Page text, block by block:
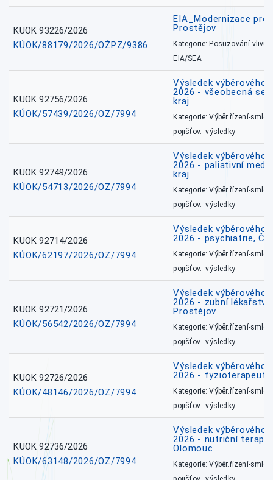
KUOK 93226/2026
KÚOK/88179/2026/OŽPZ/9386
EIA_Modernizace
Prostějov
Kategorie: Posuzování vlivů
EIA/SEA
KUOK 92756/2026
KÚOK/57439/2026/OZ/7994
Výsledek výběrového
2026 - všeobecná
kraj
Kategorie: Výběr.řízení-
pojišťov.- výsledky
KUOK 92749/2026
KÚOK/54713/2026/OZ/7994
Výsledek výběrového
2026 - paliativní
kraj
Kategorie: Výběr.řízení-
pojišťov.- výsledky
KUOK 92714/2026
KÚOK/62197/2026/OZ/7994
Výsledek výběrového
2026 - psychiatrie,
Kategorie: Výběr.řízení-
pojišťov.- výsledky
KUOK 92721/2026
KÚOK/56542/2026/OZ/7994
Výsledek výběrového
2026 - zubní
Prostějov
Kategorie: Výběr.řízení-
pojišťov.- výsledky
KUOK 92726/2026
KÚOK/48146/2026/OZ/7994
Výsledek výběrového
2026 - fyzioterapeut,
Kategorie: Výběr.řízení-
pojišťov.- výsledky
KUOK 92736/2026
KÚOK/63148/2026/OZ/7994
Výsledek výběrového
2026 - nutriční
Olomouc
Kategorie: Výběr.řízení-